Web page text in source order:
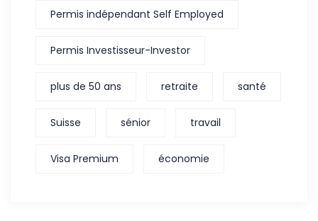
Permis indépendant Self Employed
Permis Investisseur-Investor
plus de 50 ans retraite santé
Suisse sénior travail
Visa Premium économie